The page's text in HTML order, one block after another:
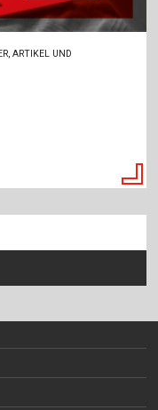
ARTIKEL UND